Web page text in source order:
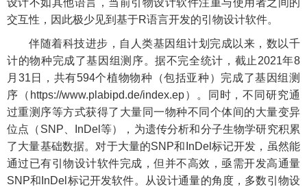
交互性，因此极少见到基于R语言开发的引物设计软件。
伴随着科技进步，自人类基因组计划完成以来，数以千
计的物种完成了基因组测序。据不完全统计，截止2021年8
月31日，共有594个植物物种（包括亚种）完成了基因组测
序（ https://www.plabipd.de/index.ep）。同时，不同研究通
过重测序等方式获得了大量同一物种不同个体间的大量变异
位点（SNP、InDel等），为遗传分析和分子生物学研究积累
了大量基础数据。对于大量的SNP和InDel标记开发，虽然能
通过已有引物设计软件完成，但并不高效，亟需开发高通量
SNP和InDel标记开发软件。从设计通量的角度，多数引物设